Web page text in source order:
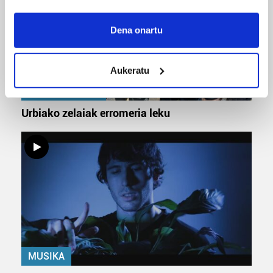
If you allow, we would also like to:
Collect information about your geographical
meters
Identify your device by actively scanning it for
specific characteristics (fingerprinting)
Find out more about how your personal data is processed
and set your preferences in the details section
Guk eta gure bazkideek zure datu pertsonalak
prozesatzen ditugu, zure IP zenbakia, besteak beste,
teknologia erabiliz, cookieak adibidez, iragarki eta eduki
pertsonalizatuak eskaintzeko, iragarkiak eta edukia
neurtzeko, jendeari buruzko informazioa biltzeko eta
produktuak garatzeko. Zure datuak nork eta zertarako
erabiltzen dituen hauta dezakezu.
Bazkide batzuek ez dizute baimenik eskatzen, eta beren
Dena onartu
Aukeratu
URBIAKO FESTA
Urbiako zelaiak erromeria leku
MUSIKA